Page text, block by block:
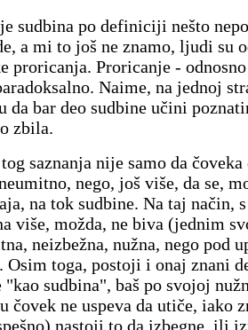
sudbina po definiciji nešto
a mi to još ne znamo, ljudi su
proricanja. Proricanje -
Naime, na jednoj
da bar deo sudbine učini
zbila.
saznanja nije samo da
nego, još više, da se,
na tok sudbine. Na taj način,
više, možda, ne biva (jednim
neizbežna, nužna, nego pod
Osim toga, postoji i onaj znani
sudbina", baš po svojoj
čovek ne uspeva da utiče, iako
nastoji to da izbegne, ili